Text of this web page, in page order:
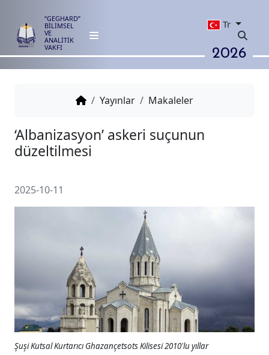
“GEGHARD”
BİLİMSEL
VE
ANALİTİK
VAKFI
Tr
2026
Yayınlar Makaleler
düzeltilmesi
2025-10-11
Şuşi Kutsal Kurtarıcı Ghazançetsots Kilisesi 2010'lu yıllar